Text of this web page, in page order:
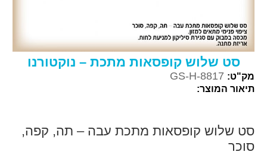
סט שלוש קופסאות מתכת – נוקטורנו
מק"ט: GS-H-8817
תיאור המוצר:
סט שלוש קופסאות מתכת עבה – תה, קפה,
סוכר